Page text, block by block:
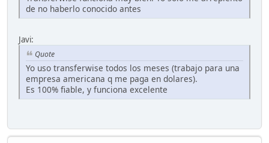
de no haberlo conocido antes
Javi:
Quote
Yo uso transferwise todos los meses (trabajo para una
empresa americana q me paga en dolares).
Es 100% fiable, y funciona excelente